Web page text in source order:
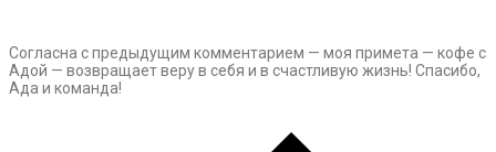
Согласна с предыдущим комментарием — моя примета — кофе с
Адой — возвращает веру в себя и в счастливую жизнь! Спасибо,
Ада и команда!